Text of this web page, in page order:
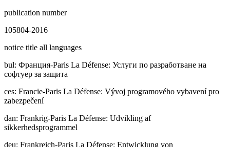
publication number
105804-2016
notice title all languages
bul: Фpaнция-Paris La Défense: Услуги по разработване на
софтуер за защита
ces: Francie-Paris La Défense: Vývoj programového vybavení pro
zabezpečení
dan: Frankrig-Paris La Défense: Udvikling af
sikkerhedsprogrammel
deu: Frankreich-Paris La Défense: Entwicklung von